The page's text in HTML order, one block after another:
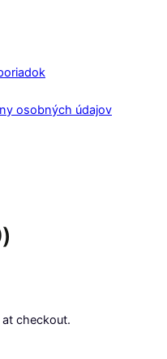
osobných údajov
checkout.